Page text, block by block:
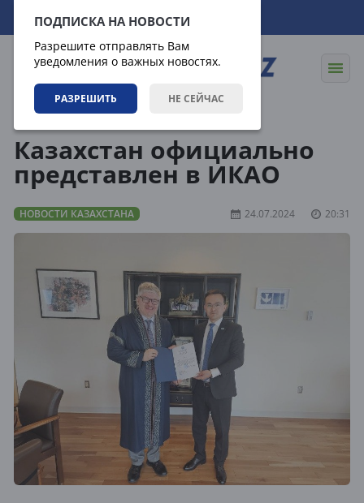
ПОДПИСКА НА НОВОСТИ
Разрешите отправлять Вам
уведомления о важных новостях.
РАЗРЕШИТЬ НЕ СЕЙЧАС
09.08.2026 02:55:57
Казахстан официально
представлен в ИКАО
НОВОСТИ КАЗАХСТАНА 24.07.2024 20:31